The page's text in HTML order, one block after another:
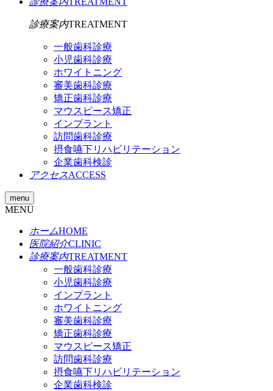
診療案内TREATMENT
一般歯科診療
小児歯科診療
ホワイトニング
審美歯科診療
矯正歯科診療
マウスピース矯正
インプラント
訪問歯科診療
摂食嚥下リハビリテーション
企業歯科検診
アクセスACCESS
menu
MENU
ホームHOME
医院紹介CLINIC
診療案内TREATMENT
一般歯科診療
小児歯科診療
インプラント
ホワイトニング
審美歯科診療
矯正歯科診療
マウスピース矯正
訪問歯科診療
摂食嚥下リハビリテーション
企業歯科検診